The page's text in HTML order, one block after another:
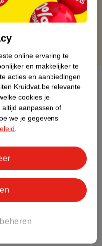
(nog) geen Nature
online ervaring te
en makkelijker te
acties en aanbiedingen
Kruidvat.be relevante
cookies je
aanpassen of
we je gegevens
.